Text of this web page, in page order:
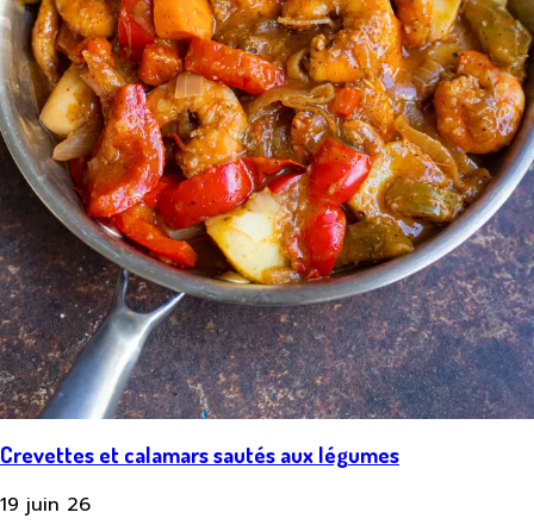
Crevettes et calamars sautés aux légumes
19 juin 26